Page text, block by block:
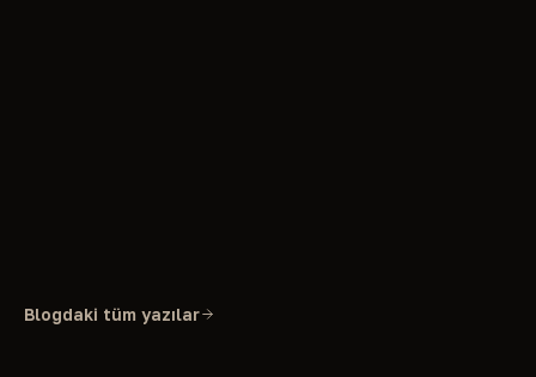
Blogdaki tüm yazılar